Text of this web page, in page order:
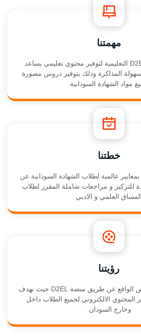
مهمتنا
نهدف في منصة D2EL التعليمية لتوفير محتوي تعليمي يساعد
المذاكرة وذلك بتوفير دروس مصورة
مواد الشهادة السودانية.
خطتنا
عالمية لطلاب الشهادة السودانية عن
و مراجعات شاملة المقرر لطلاب
المساق العلمي و الادبي
رؤيتنا
رؤيتنا تتحقق علي ارض الواقع عن طريق منصة D2EL حيث نهدف
المحتوي الالكتروني لجميع الطلاب داخل
وخارج السودان.